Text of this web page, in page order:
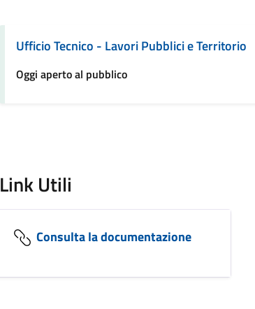
Ufficio Tecnico - Lavori Pubblici e Territorio
Oggi aperto al pubblico
Link Utili
Consulta la documentazione